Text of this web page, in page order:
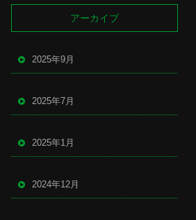
アーカイブ
2025年9月
2025年7月
2025年1月
2024年12月